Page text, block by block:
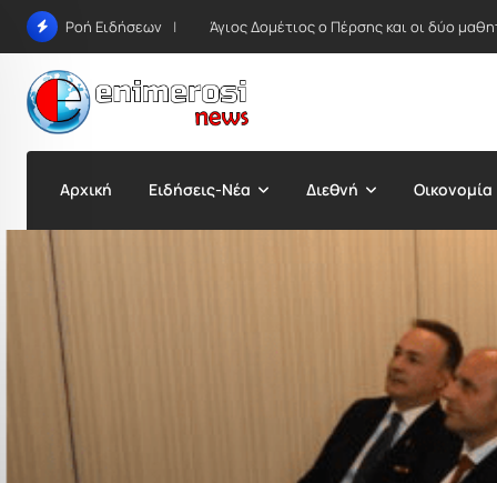
Skip
content
Ροή Ειδήσεων Άγιος Δομέτιος ο Πέρσης και οι δύο
Αρχική Ειδήσεις-Νέα Διεθνή Οικονομία